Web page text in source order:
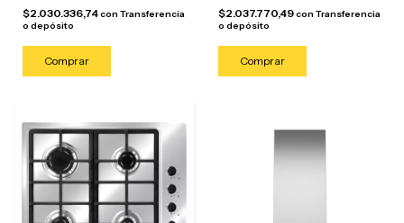
$2.030.336,74con Transferencia
o depósito
$2.037.770,49con Transferencia
o depósito